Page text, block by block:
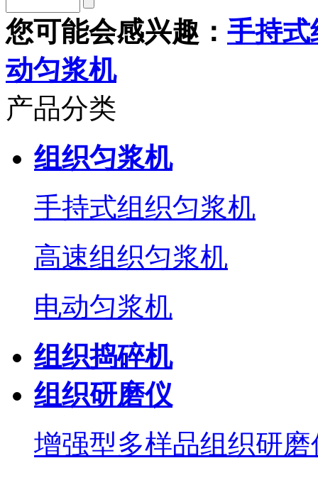
您可能会感兴趣： 手持式
动匀浆机
产品分类
组织匀浆机
手持式组织匀浆机
高速组织匀浆机
电动匀浆机
组织捣碎机
组织研磨仪
增强型多样品组织研磨